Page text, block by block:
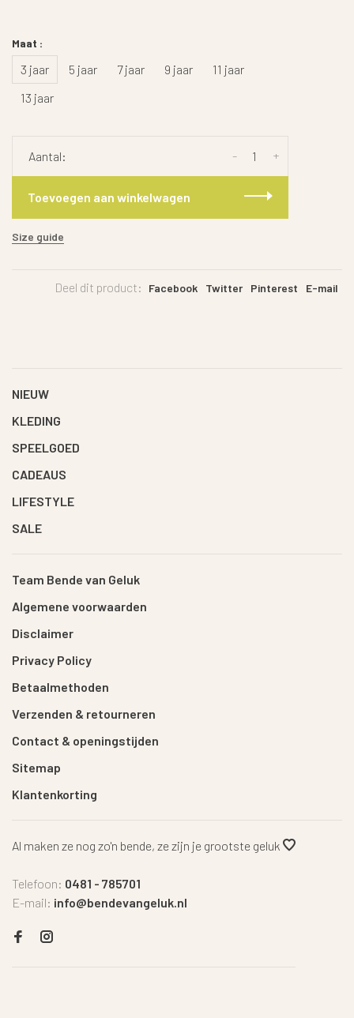
Maat :
3 jaar 5 jaar 7 jaar 9 jaar
11 jaar
13 jaar
Aantal: +
-
Toevoegen aan winkelwagen
Size guide
Deel dit product: Facebook Twitter Pinterest E-mail
NIEUW
KLEDING
SPEELGOED
CADEAUS
LIFESTYLE
SALE
Team Bende van Geluk
Algemene voorwaarden
Disclaimer
Privacy Policy
Betaalmethoden
Verzenden & retourneren
Contact & openingstijden
Sitemap
Klantenkorting
Al maken ze nog zo'n bende, ze zijn je grootste geluk
Telefoon: 0481 - 785701
E-mail: info@bendevangeluk.nl